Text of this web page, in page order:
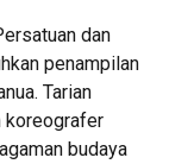
dan
penampilan
Tarian
koreografer
budaya